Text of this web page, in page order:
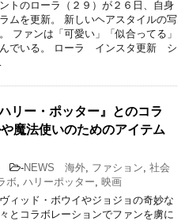
トのローラ（２９）が２６日、自身
ムを更新。 新しいヘアスタイルの写
ファンは「可愛い」「似合ってる」
んでいる。 ローラ インスタ更新 シ
リー・ポッター』とのコラ
魔法使いのためのアイテム
-NEWS 海外 ファション 社会
ボ ハリーポッター 映画
ィッド・ボウイやジョジョの奇妙な
とコラボレーションでファンを虜に